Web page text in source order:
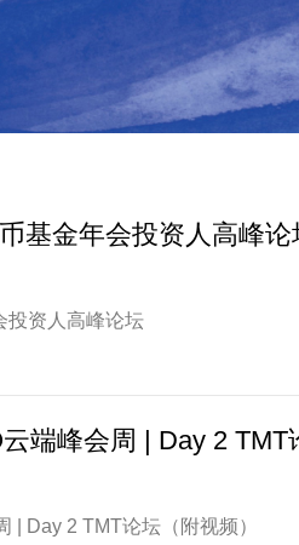
基金年会投资人高峰论
投资人高峰论坛
端峰会周 | Day 2 TMT
| Day 2 TMT论坛（附视频）